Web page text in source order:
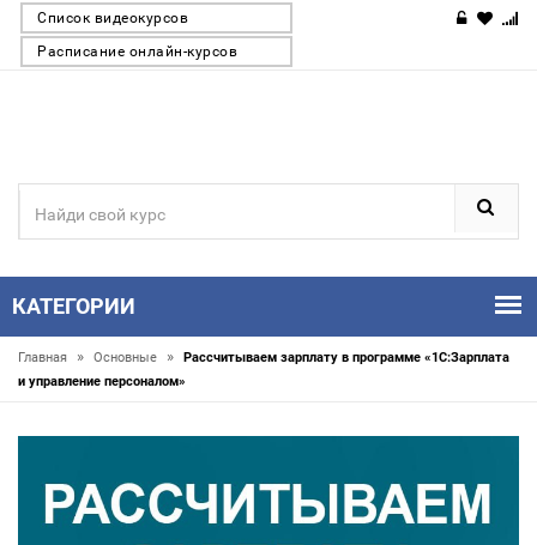
Список видеокурсов
Расписание онлайн-курсов
КАТЕГОРИИ
Главная » Основные »
Рассчитываем зарплату в программе «1С:Зарплата
и управление персоналом»